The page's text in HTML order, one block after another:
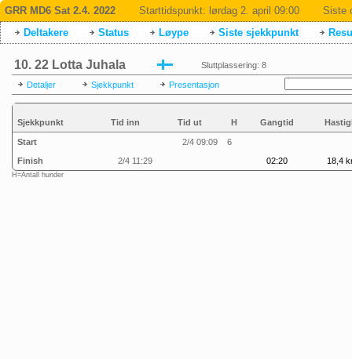
GRR MD6 Sat 2.4. 2022 Starttidspunkt: lørdag 2. april 09:00
Siste
Deltakere
Status Løype Siste sjekkpunkt
10. 22 Lotta Juhala Sluttplassering: 8
Detaljer Sjekkpunkt Presentasjon
Sjekkpunkt Tid inn Tid ut H Gangtid
Start 2/4 09:09
6
Finish
2/4 11:29 02:20 18,4
H=Antall hunder